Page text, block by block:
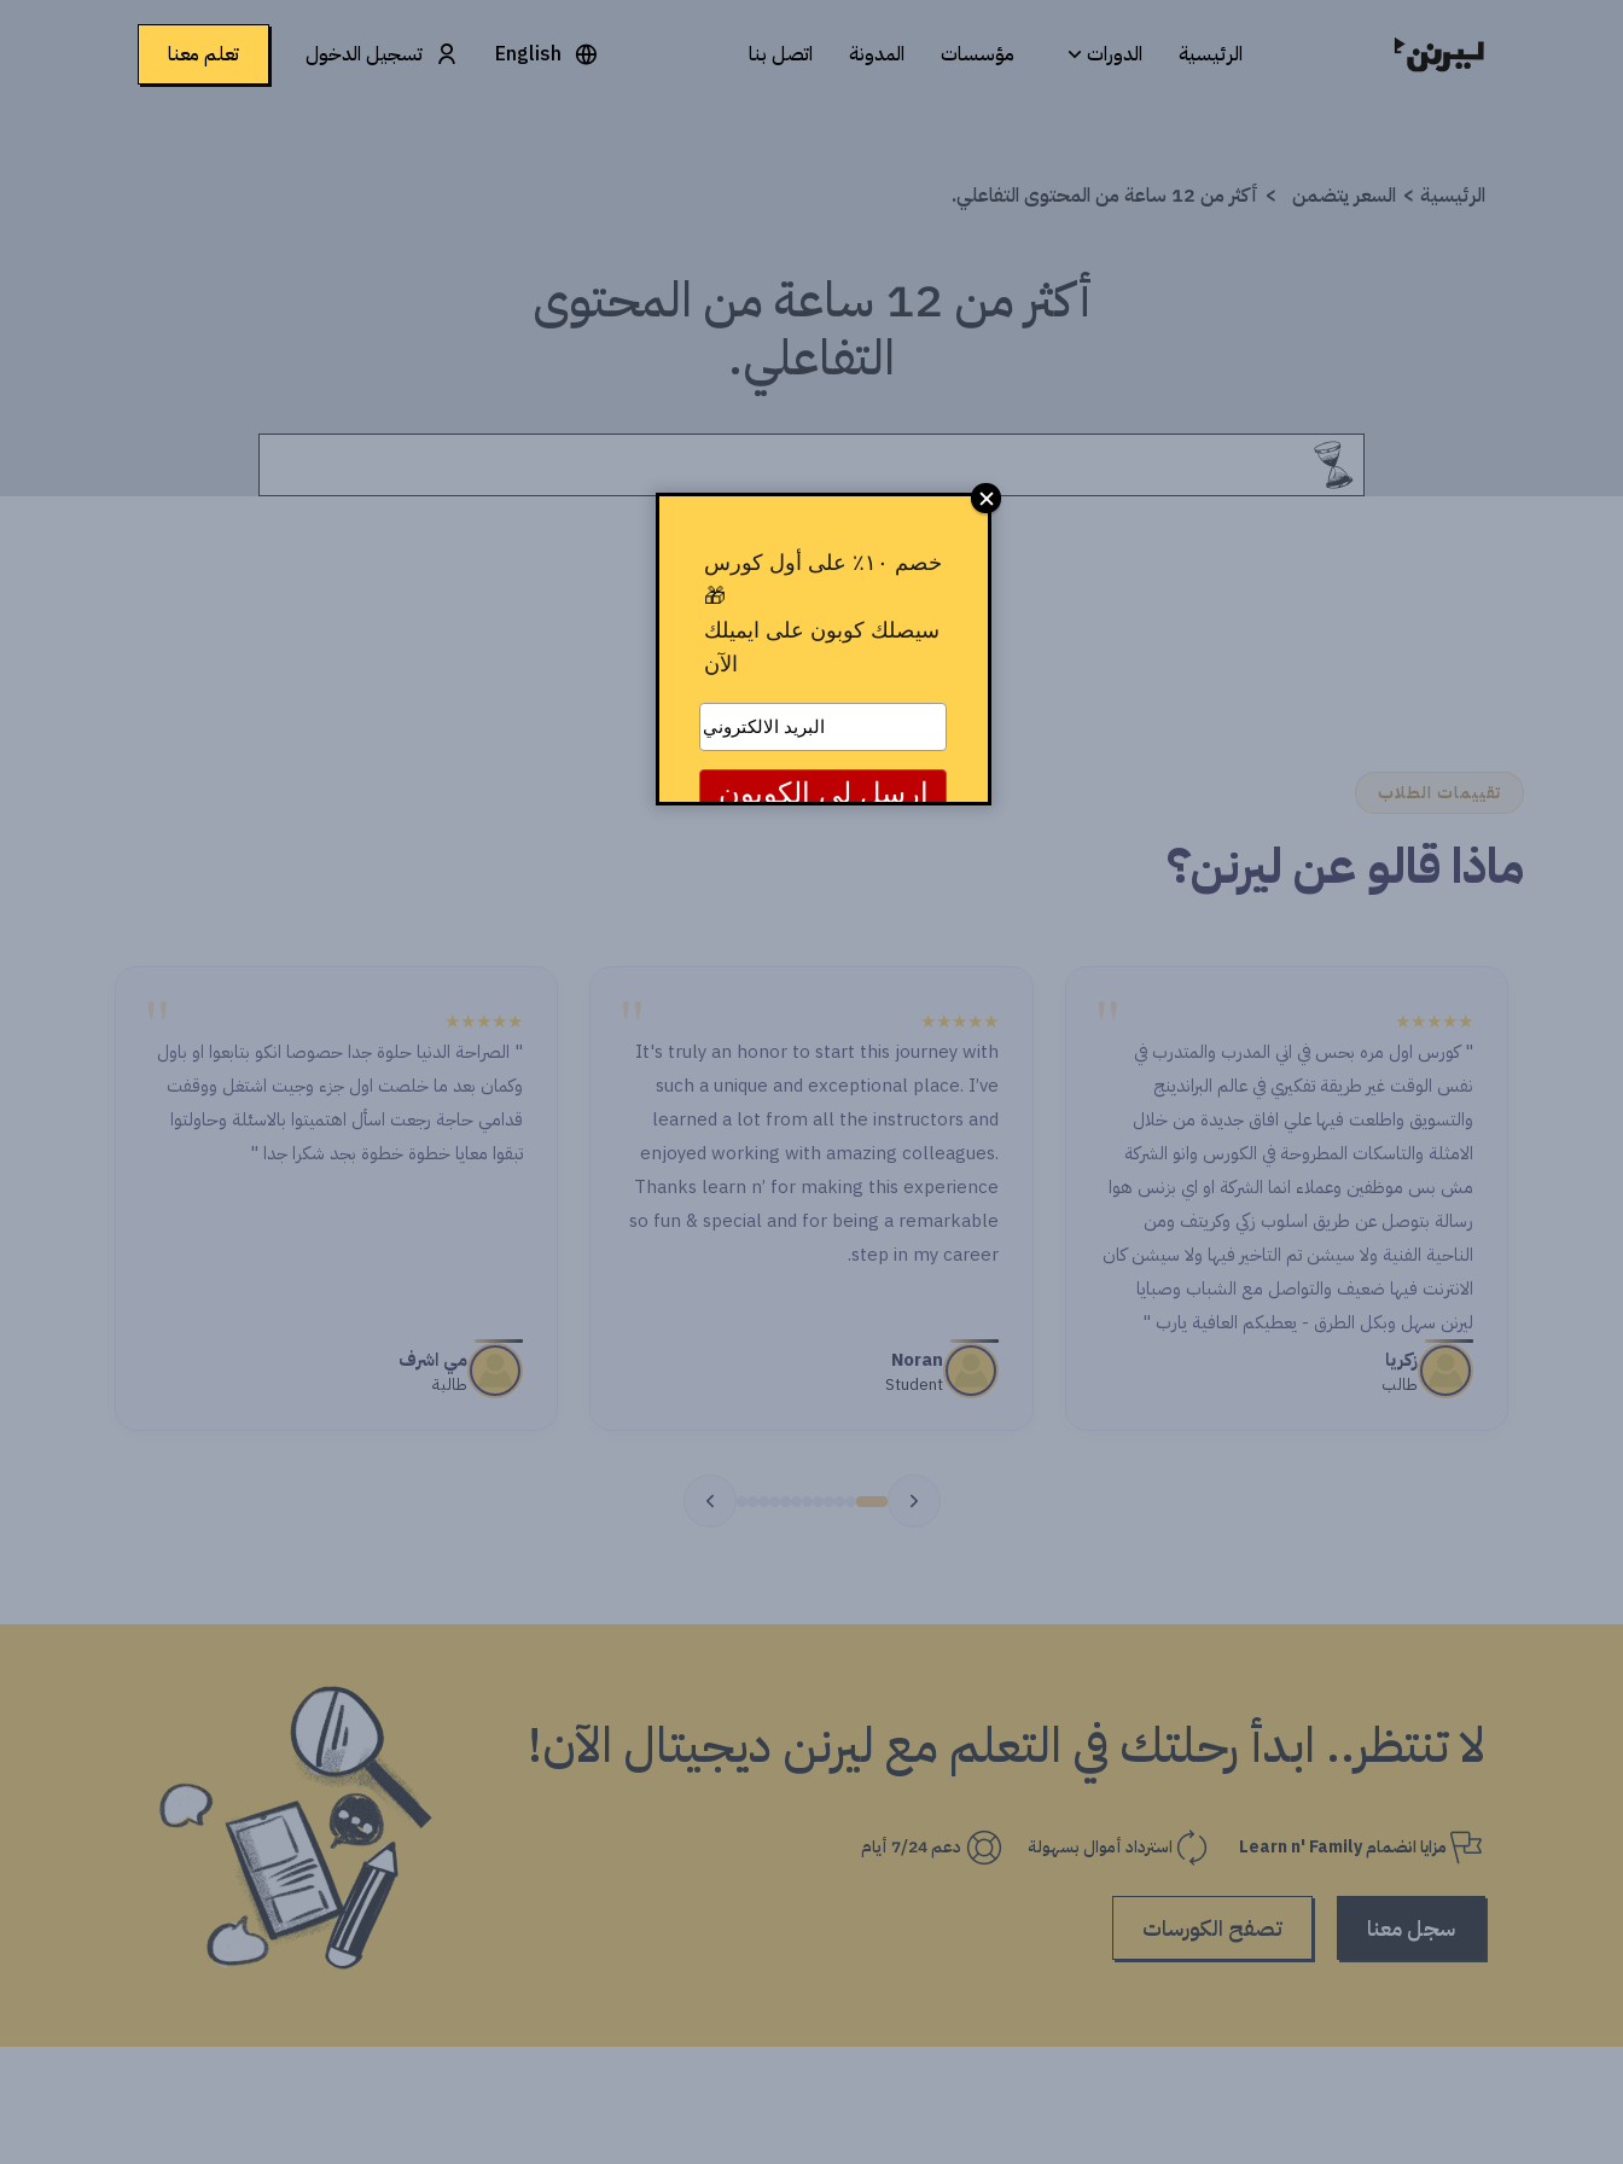
الرئيسية الدورات مؤسسات المدونة اتصل بنا English تسجيل الدخول تعلم معنا
الرئيسية السعر يتضمن أكثر من 12 ساعة من المحتوى التفاعلي.
أكثر من 12 ساعة من المحتوى
التفاعلي.
تقييمات الطلاب
ماذا قالو عن ليرنن؟
"
او اي بزنس هوا
فيها ولا سيشن كان
"It's truly an honor to start this journey with
such a unique and exceptional place. I’ve
learned a lot from all the instructors and
enjoyed working with amazing colleagues.
Thanks learn n’ for making this experience
so fun & special and for being a remarkable
step in my career.
"" الصراحة الدنيا حلوة جدا حصوصا انكو بتابعوا او باول
وكمان بعد ما خلصت اول جزء وجيت اشتغل ووقفت
قدامي حاجة رجعت اسأل اهتميتوا بالاسئلة وحاولتوا
تبقوا معايا خطوة خطوة بجد شكرا جدا "
" ما في زيكم ابدا احسن وافضل شركة وفريق والله
دايما بحكي عنكم لكل حدا وبتعاملكم الراقي شكرا ليكي
ولكل الفريق "
لا تنتظر.. ابدأ رحلتك في التعلم مع ليرنن ديجيتال الآن!
مزايا انضمام Learn n' Family استرداد أموال بسهولة دعم 7/24 أيام
سجل معنا تصفح الكورسات
خصم ١٠٪ على أول كورس
🎁
سيصلك كوبون على ايميلك
الآن